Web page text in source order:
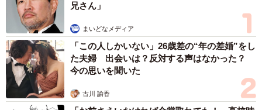
「お客さまに残念な思いを…」と器1000個を注文
投稿したのは、「なかよし自販機コーナー」さん
（@zihancorner）。こちらのレトロ自販機があるのは栃木
県那珂川町です。「 娯楽が少ない所なので、子供の思い出
作りとして活用してもらえれば。雰囲気好きな大人の方も
大歓迎」との思いで、今年の4月28日に移転開業し、現在
兄さん」
まいどなメディア
「この人しかいない」26歳差の“年の差婚”をし
た夫婦 出会いは？反対する声はなかった？
今の思いを聞いた
古川 諭香